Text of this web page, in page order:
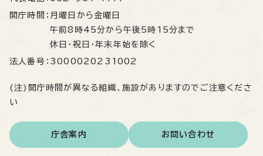
開庁時間： 月曜日から金曜日
午前8時45分から午後5時15分まで
休日・祝日・年末年始を除く
法人番号： 3000020231002
(注)開庁時間が異なる組織、施設がありますのでご注意くださ
い
庁舎案内 お問い合わせ